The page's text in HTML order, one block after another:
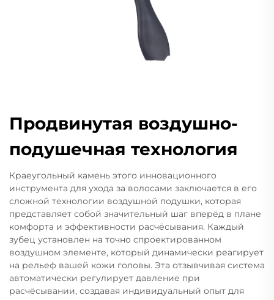
Продвинутая воздушно-
подушечная технология
Краеугольный камень этого инновационного
инструмента для ухода за волосами заключается в его
сложной технологии воздушной подушки, которая
представляет собой значительный шаг вперёд в плане
комфорта и эффективности расчёсывания. Каждый
зубец установлен на точно спроектированном
воздушном элементе, который динамически реагирует
на рельеф вашей кожи головы. Эта отзывчивая система
автоматически регулирует давление при
расчёсывании, создавая индивидуальный опыт для